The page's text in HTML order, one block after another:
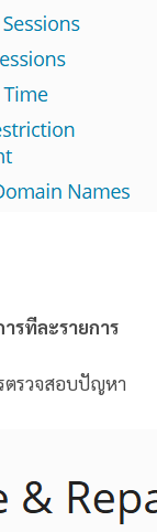
รทีละรายการ
ตรวจสอบปัญหา